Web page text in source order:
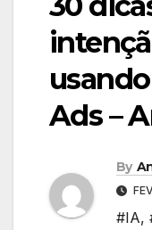
Ads –
By
#IA,